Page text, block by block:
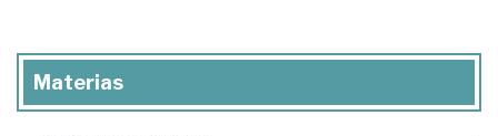
Materias